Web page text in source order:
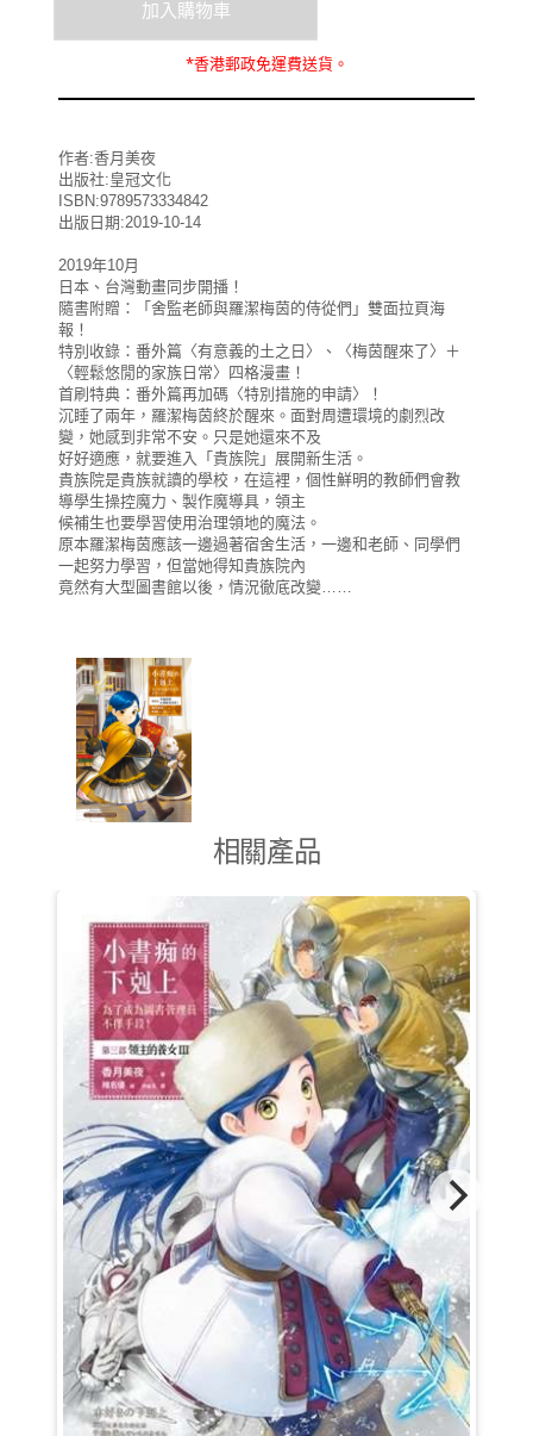
*香港郵政免運費送貨。
作者:香月美夜
出版社:皇冠文化
ISBN:9789573334842
出版日期:2019-10-14
2019年10月
日本、台灣動畫同步開播！
隨書附贈：「舍監老師與羅潔梅茵的侍從們」雙面拉頁海
報！
特別收錄：番外篇〈有意義的土之日〉、〈梅茵醒來了〉＋
〈輕鬆悠閒的家族日常〉四格漫畫！
首刷特典：番外篇再加碼〈特別措施的申請〉！
沉睡了兩年，羅潔梅茵終於醒來。面對周遭環境的劇烈改
變，她感到非常不安。只是她還來不及
好好適應，就要進入「貴族院」展開新生活。
貴族院是貴族就讀的學校，在這裡，個性鮮明的教師們會教
導學生操控魔力、製作魔導具，領主
候補生也要學習使用治理領地的魔法。
原本羅潔梅茵應該一邊過著宿舍生活，一邊和老師、同學們
一起努力學習，但當她得知貴族院內
竟然有大型圖書館以後，情況徹底改變……
相關產品